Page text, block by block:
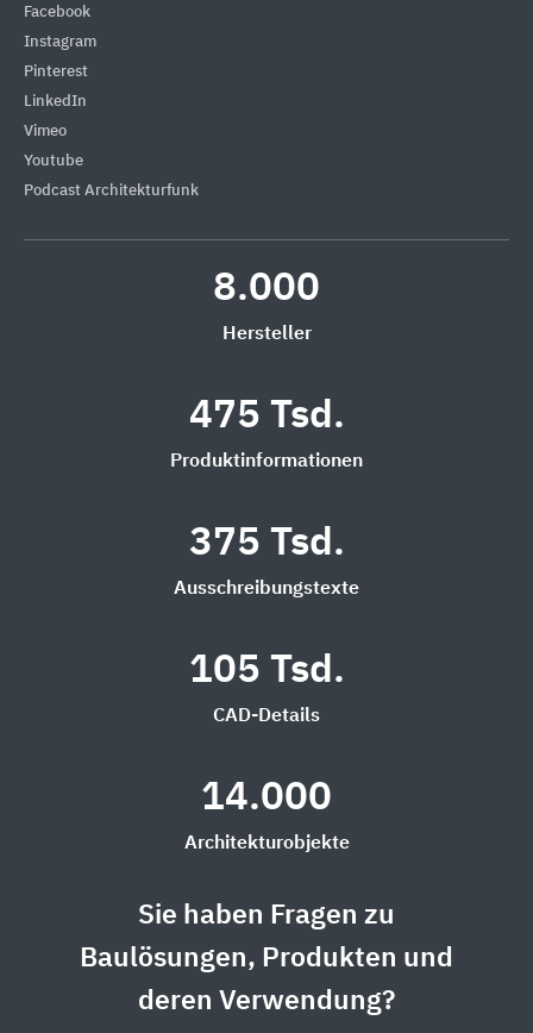
Facebook
Instagram
Pinterest
LinkedIn
Vimeo
Youtube
Podcast Architekturfunk
8.000
Hersteller
475 Tsd.
Produktinformationen
375 Tsd.
Ausschreibungstexte
105 Tsd.
CAD-Details
14.000
Architekturobjekte
Sie haben Fragen zu
Baulösungen, Produkten und
deren Verwendung?